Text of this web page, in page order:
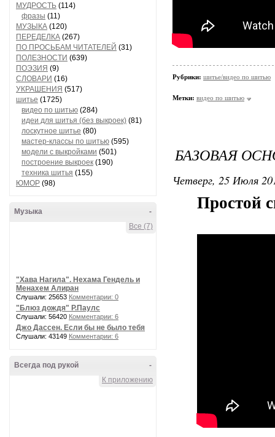
МУДРОСТЬ (114)
фразы (11)
МУЗЫКА (120)
ПЕРЕДЕЛКА (267)
ПО ПРОСЬБАМ ЧИТАТЕЛЕЙ (31)
ПОЛЕЗНОСТИ (639)
ПОЭЗИЯ (9)
СЛОВАРИ (16)
УКРАШЕНИЯ (517)
шитье (1725)
видео по шитью (284)
идеи для шитья (без выкроек) (81)
лоскутное шитье (80)
мастер-классы по шитью (595)
модели с выкройками (501)
построение выкроек (190)
техника шитья (155)
ЮМОР (98)
-
Музыка
Все (7)
"Хава Нагила". Нехама Гендель и
Менахем Алиран
Слушали: 25653 Комментарии: 0
"Блюз дождя" Р.Паулс
Слушали: 56420 Комментарии: 6
Джо Дассен. Если бы не было тебя
Слушали: 43149 Комментарии: 6
-
Всегда под рукой
К приложению
Рубрики: шитье/видео по шитью
Метки: видео по шитью
БАЗОВАЯ
Четверг, 25 Июля
Простой